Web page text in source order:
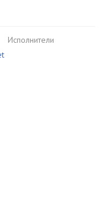
Исполнители